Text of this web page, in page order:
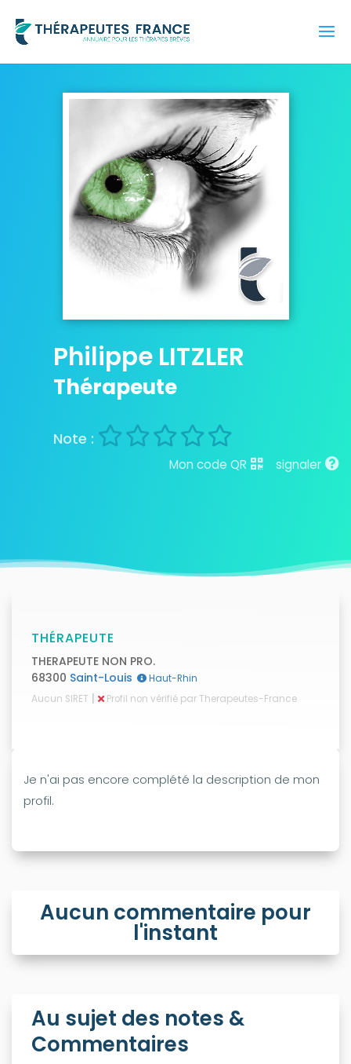
Philippe LITZLER
Thérapeute
signaler
Mon code QR
THÉRAPEUTE
THERAPEUTE NON PRO.
68300 Saint-Louis
Haut-Rhin
Aucun SIRET | Profil non vérifié par Therapeutes-France
Je n'ai pas encore complété la description de mon
profil.
Aucun commentaire pour
l'instant
Au sujet des notes &
Commentaires